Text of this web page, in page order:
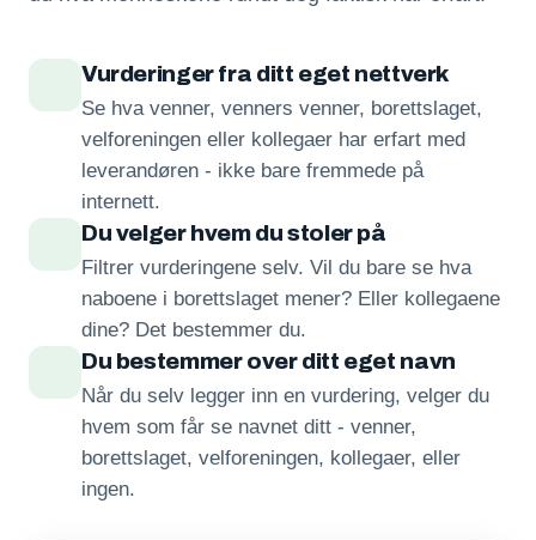
Vurderinger fra ditt eget nettverk
Se hva venner, venners venner, borettslaget,
velforeningen eller kollegaer har erfart med
leverandøren - ikke bare fremmede på
internett.
Du velger hvem du stoler på
Filtrer vurderingene selv. Vil du bare se hva
naboene i borettslaget mener? Eller kollegaene
dine? Det bestemmer du.
Du bestemmer over ditt eget navn
Når du selv legger inn en vurdering, velger du
hvem som får se navnet ditt - venner,
borettslaget, velforeningen, kollegaer, eller
ingen.